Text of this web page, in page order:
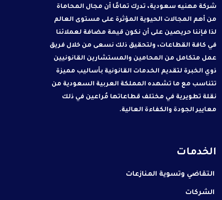
شركة مهنيه سعودية، تدرك تمامًا أن مجال المحاماة
من أهم المجالات الحيوية المؤثرة على مستوى العالم
لذا فإننا حريصين على أن نكون قيمة مضافة لعملائنا
في كافة القطاعات، ولتحقيق ذلك نسعى من خلال فريق
عمل متكامل من المحامين والمستشارين القانونيين
ذوي الخبرة لتقديم الخدمات القانونية بأساليب مميزة
تتناسب مع ما تشهده المملكة العربية السعودية من
نقلة تطويرية في مختلف قطاعاتها مُراعين في ذلك
معايير الجودة والكفاءة العالية.
الخدمات
التقاضي وتسوية المنازعات
الشركات